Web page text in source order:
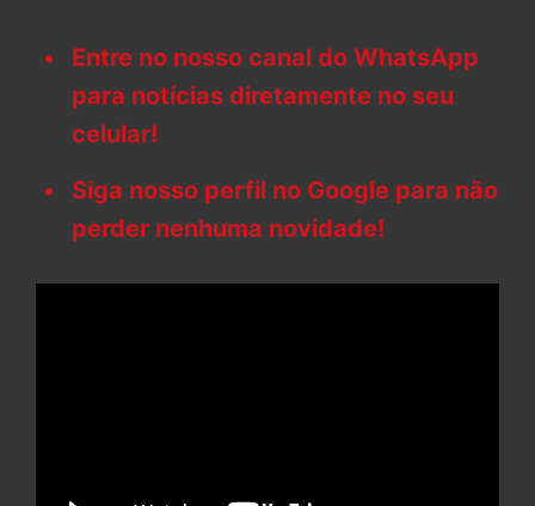
Entre no nosso canal do WhatsApp
para notícias diretamente no seu
celular!
Siga nosso perfil no Google para não
perder nenhuma novidade!